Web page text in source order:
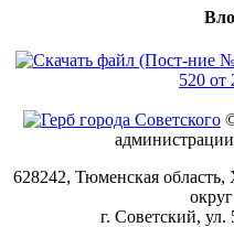
520 от
628242, Тюменская
г. Советский,